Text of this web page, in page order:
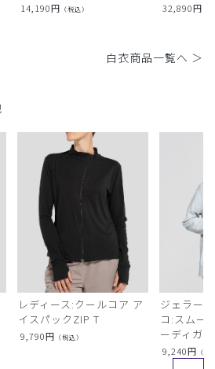
14,190円 （税込） 32,890円
白衣商品一覧へ ＞
レディース:クールコア ア
イスパックZIP T
9,790円 （税込）
ジェラー
コ:スムー
ーディガン
9,240円 （税